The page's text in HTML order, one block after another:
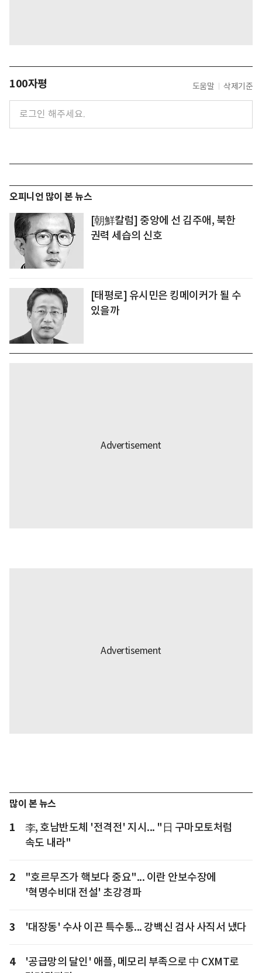
100자평 도움말 삭제기준
오피니언 많이 본 뉴스
[朝鮮칼럼] 중앙에 선 김주애, 북한
권력 세습의 신호
[태평로] 유시민은 킹메이커가 될 수
있을까
많이 본 뉴스
1
李, 호남반도체 '전격전' 지시... "日 구마모토처럼
속도 내라"
2
"호르무즈가 핵보다 중요"... 이란 안보수장에
'혁명수비대 전설' 초강경파
3 '대장동' 수사 이끈 특수통... 강백신 검사 사직서 냈다
4
'공급망의 달인' 애플, 메모리 부족으로 中 CXMT로